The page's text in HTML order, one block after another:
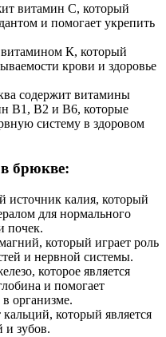
витамин C, который
и помогает укрепить
витамином К, который
крови и здоровье
содержит витамины
В1, В2 и В6, которые
систему в здоровом
брюкве:
калия, который
для нормального
почек.
который играет роль
и нервной системы.
которое является
и помогает
организме.
который является
и зубов.